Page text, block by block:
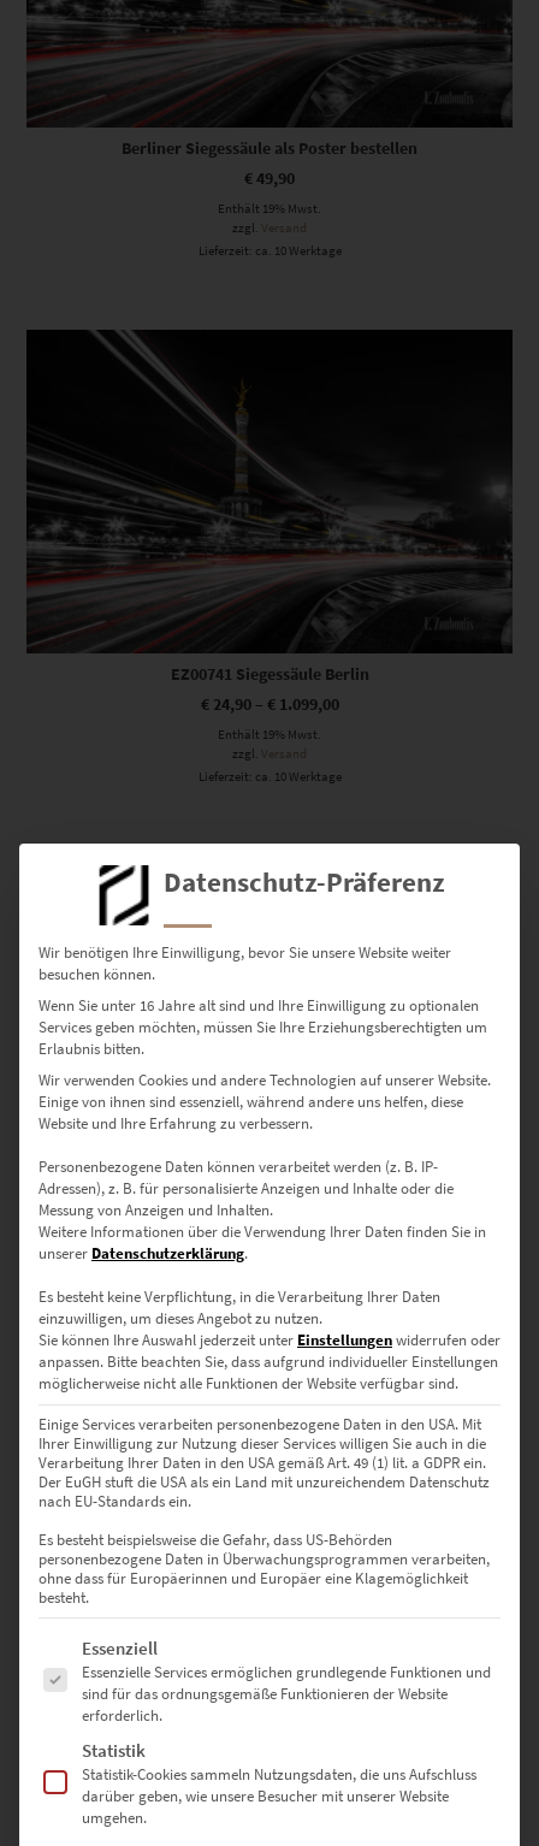
Berliner Siegessäule als Poster bestellen
€49,90
Enthält 19% Mwst.
zzgl.
Versand
Lieferzeit: ca. 10 Werktage
Dieses Produkt weist mehrere Varianten auf. Die Optionen können auf der Produktseite gewählt werden
EZ00741 Siegessäule Berlin
€24,90– €1.099,00
Enthält 19% Mwst.
zzgl. Versand
Lieferzeit: ca. 10 Werktage
EZ00068 Brandenburger Tor Berlin
€24,90–€1.099,00
Enthält 19% Mwst.
Lieferzeit: ca. 10 Werktage
Berlin: Wandbilder einer
faszinierenden Weltstadt
„Ja, das macht die Berliner Luft, so mit ihrem holden Duft, wo
selten was verpufft.“ Pfeifst du fröhlich mit, wenn die Stadthymne
ertönt? Dann bist du ein Fan der zukunftsweisenden
Weltmetropole für Kultur, Medien, Politik und Wissenschaften. Die
Berliner Skyline als Bild, vom Reichstag ein Foto oder ein
Kunstwerk, das den Zauber der Bundeshauptstadt einfängt: Fällt
dir die Entscheidung schwer? Dann lass dich inspirieren von
unseren zahlreichen
Datenschutz-Präferenz
Wir benötigen Ihre Einwilligung, bevor Sie unsere Website weiter
besuchen können.
Wenn Sie unter 16 Jahre alt sind und Ihre Einwilligung zu optionalen
Services geben möchten, müssen Sie Ihre Erziehungsberechtigten um
Erlaubnis bitten.
Wir verwenden Cookies und andere Technologien auf unserer Website.
Einige von ihnen sind essenziell, während andere uns helfen, diese
Website und Ihre Erfahrung zu verbessern.
Personenbezogene Daten können verarbeitet werden (z. B. IP-
Adressen), z. B. für personalisierte Anzeigen und Inhalte oder die
Messung von Anzeigen und Inhalten.
Weitere Informationen über die Verwendung Ihrer Daten finden Sie in
unserer Datenschutzerklärung.
Es besteht keine Verpflichtung, in die Verarbeitung Ihrer Daten
einzuwilligen, um dieses Angebot zu nutzen.
Sie können Ihre Auswahl jederzeit unter Einstellungenwiderrufen oder
anpassen. Bitte beachten Sie, dass aufgrund individueller Einstellungen
möglicherweise nicht alle Funktionen der Website verfügbar sind.
Einige Services verarbeiten personenbezogene Daten in den USA. Mit
Ihrer Einwilligung zur Nutzung dieser Services willigen Sie auch in die
Verarbeitung Ihrer Daten in den USA gemäß Art. 49 (1) lit. a GDPR ein.
Der EuGH stuft die USA als ein Land mit unzureichendem Datenschutz
nach EU-Standards ein.
Es besteht beispielsweise die Gefahr, dass US-Behörden
personenbezogene Daten in Überwachungsprogrammen verarbeiten,
ohne dass für Europäerinnen und Europäer eine Klagemöglichkeit
besteht.
Es folgt eine Liste der Service-Gruppen, für die eine Einwilligung
Essenziell
Essenzielle Services ermöglichen grundlegende Funktionen und
sind für das ordnungsgemäße Funktionieren der Website
erforderlich.
Statistik
Statistik-Cookies sammeln Nutzungsdaten, die uns Aufschluss
darüber geben, wie unsere Besucher mit unserer Website
umgehen.